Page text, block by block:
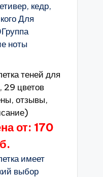
кедр,
Для
ноты
теней для
29 цветов
отзывы,
от: 170
имеет
выбор